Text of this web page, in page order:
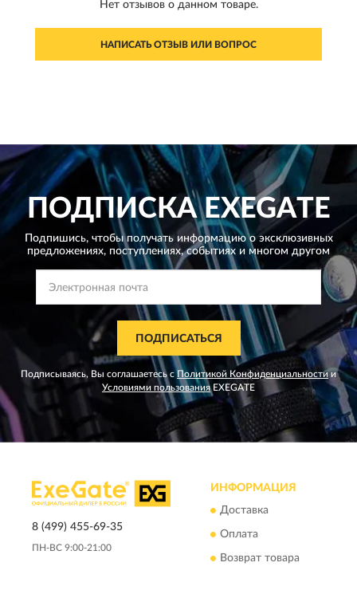
Нет отзывов о данном товаре.
НАПИСАТЬ ОТЗЫВ ИЛИ ВОПРОС
ПОДПИСКАEXEGATE
Подпишись, чтобы получать информацию о эксклюзивных
предложениях, поступлениях, событиях и многом другом
ПОДПИСАТЬСЯ
Подписываясь, Вы соглашаетесь сПолитикой Конфиденциальности и
Условиями пользованияEXEGATE
8 (499) 455-69-35
ПН-ВС 9:00-21:00
ИНФОРМАЦИЯ
Доставка
Оплата
Возврат товара